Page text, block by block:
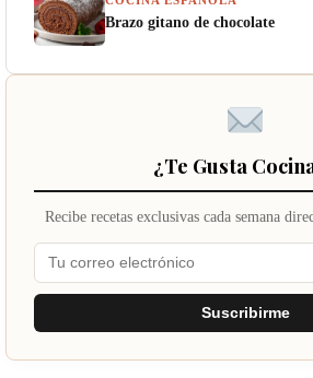
Brazo gitano de chocolate
¿Te Gusta
Recibe recetas exclusivas cada semana
Suscribirme